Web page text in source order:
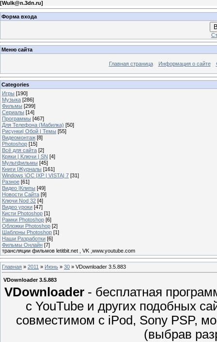
[Wulk@n.3dn.ru]
Форма входа
Меню сайта
Главная страница Информация о сайте
Categories
Игры [190]
Музыка [286]
Фильмы [299]
Сериалы [14]
Программы [467]
Для Телефона (Мабилка) [50]
Рисунки| Обой | Темы [55]
Видеомонтаж [8]
Photoshop [15]
Всё для сайта [2]
Кряки | Kлючи | SN [4]
Мультфильмы [45]
Книги |Журналы [161]
Windows \OC |XP | VISTA| 7 [31]
Разное [61]
Видео |Клипы [49]
Новости Сайта [9]
Ключи Nod 32 [4]
Видео уроки [47]
Кисти Photoshop [1]
Рамки Photoshop [6]
Обложки Photoshop [2]
Шаблоны Photoshop [1]
Наши Разработки [6]
Фильмы Онлайн [7]
трансляции фильмов letitbit.net , VK ,www.youtube.com
Главная » 2011 » Июнь » 30 » VDownloader 3.5.883
VDownloader 3.5.883
VDownloader- бесплатная
с YouTube и других подобных
совместимом с iPod, Sony PSP,
(выбрав